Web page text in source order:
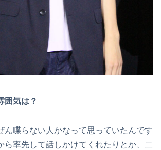
気は？
ん喋らない人かなって思っていたんです
ら率先して話しかけてくれたりとか、二